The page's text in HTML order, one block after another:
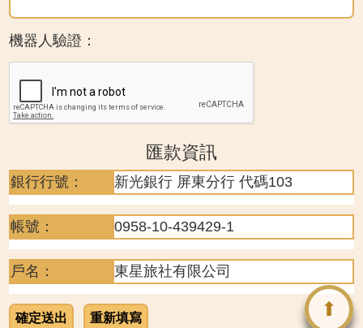
⬆
機器人驗證：
匯款資訊
銀行行號： 新光銀行 屏東分行 代碼103
帳號： 0958-10-439429-1
戶名： 東星旅社有限公司
確定送出 重新填寫